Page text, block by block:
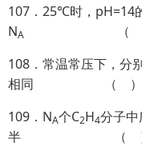
107．25℃时，pH=14
NA
（
108．常温常压下，分
相同 （ ）
109．NA个C2H4分子
半 （